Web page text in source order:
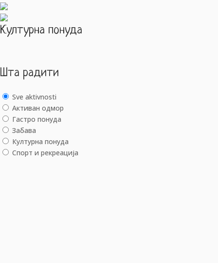
Културна понуда
Шта радити
Sve aktivnosti
Активан одмор
Гастро понуда
Забава
Културна понуда
Спорт и рекреација